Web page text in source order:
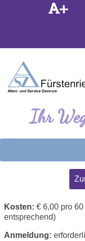
Ihr
Kosten: € 6,00 pro
entsprechend)
Anmeldung: